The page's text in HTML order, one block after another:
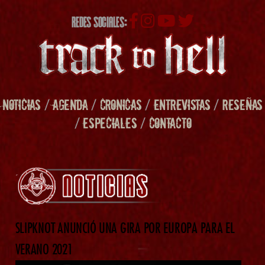
REDES SOCIALES:
NOTICIAS /AGENDA/ CRONICAS/ENTREVISTAS/RESEÑAS
/ESPECIALES/ CONTACTO
SLIPKNOT ANUNCIÓ UNA GIRA POR EUROPA PARA EL
VERANO 2021